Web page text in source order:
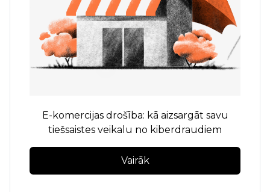
E-komercijas drošība: kā aizsargāt savu
tiešsaistes veikalu no kiberdraudiem
Vairāk